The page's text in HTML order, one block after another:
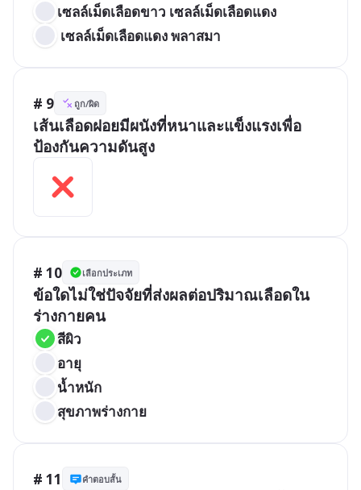
เซลล์เม็ดเลือดขาว เซลล์เม็ดเลือดแดง
เซลล์เม็ดเลือดแดง พลาสมา
# 9 ถูก/ผิด
เส้นเลือดฝอยมีผนังที่หนาและแข็งแรงเพื่อ
ป้องกันความดันสูง
# 10 เลือกประเภท
ข้อใดไม่ใช่ปัจจัยที่ส่งผลต่อปริมาณเลือดใน
ร่างกายคน
สีผิว
อายุ
น้ำหนัก
สุขภาพร่างกาย
# 11 คำตอบสั้น